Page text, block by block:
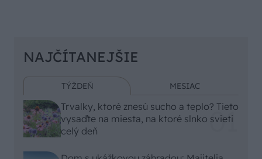
NAJČÍTANEJŠIE
TÝŽDEŇ MESIAC
Trvalky, ktoré znesú sucho a teplo? Tieto
vysaďte na miesta, na ktoré slnko svieti
celý deň